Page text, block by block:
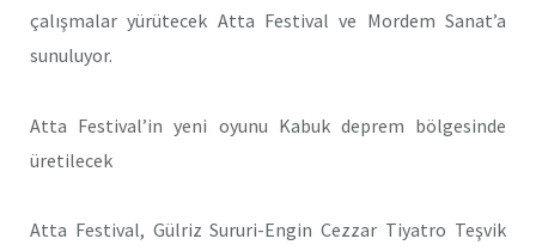
çalışmalar yürütecek Atta Festival ve Mordem Sanat’a
sunuluyor.
Atta Festival’in yeni oyunu Kabuk deprem bölgesinde
üretilecek
Atta Festival, Gülriz Sururi-Engin Cezzar Tiyatro Teşvik